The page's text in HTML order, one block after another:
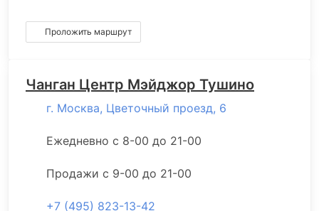
Проложить маршрут
Чанган Центр Мэйджор Тушино
г. Москва, Цветочный проезд, 6
Ежедневно с 8-00 до 21-00
Продажи с 9-00 до 21-00
+7 (495) 823-13-42